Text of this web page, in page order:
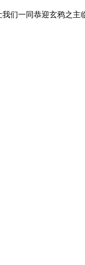
们一同恭迎玄鸦之主